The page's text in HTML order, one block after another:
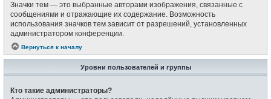
Значки тем — это выбранные авторами изображения, связанные с
сообщениями и отражающие их содержание. Возможность
использования значков тем зависит от разрешений, установленных
администратором конференции.
Вернуться к началу
Уровни пользователей и группы
Кто такие администраторы?